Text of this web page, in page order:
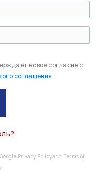
своё согласие с
соглашения.
Privacy PolicyandTerms of